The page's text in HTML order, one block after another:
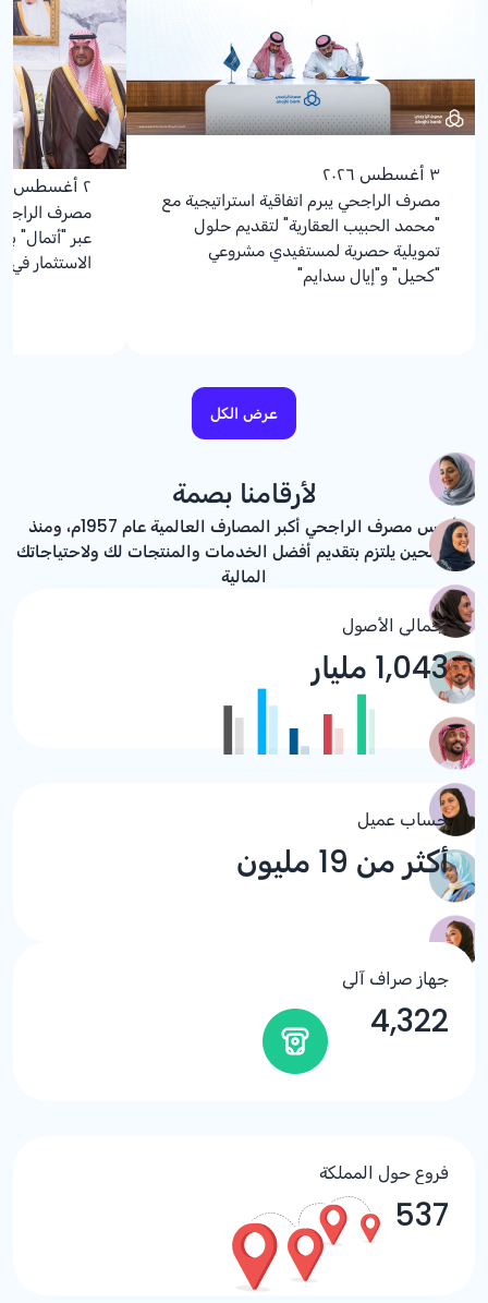
٣ أغسطس ٢٠٢٦
مصرف الراجحي يبرم اتفاقية استراتيجية مع
"محمد الحبيب العقارية" لتقديم حلول
تمويلية حصرية لمستفيدي مشروعي
"كحيل" و"إيال سدايم"
٢ أغسطس ٢٠٢٦
مصرف
عبر "أتمال"
الاستثمار
عرض الكل
لأرقامنا بصمة
تأسس مصرف الراجحي أكبر المصارف العالمية عام 1957م، ومنذ
ذلك الحين يلتزم بتقديم أفضل الخدمات والمنتجات لك ولاحتياجاتك
المالية
إجمالي الأصول
1,043 مليار
حساب عميل
أكثر من 19 مليون
جهاز صراف آلي
4,322
فروع حول المملكة
537